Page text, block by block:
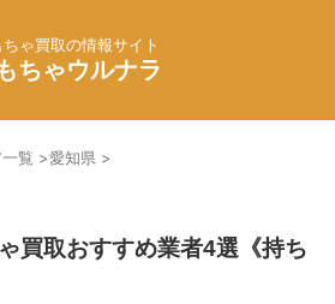
ちゃ買取の情報サイト
ちゃウルナラ
覧 >愛知県 >
買取おすすめ業者4選《持ち